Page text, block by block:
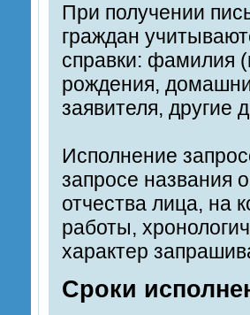
При получении
граждан
справки: фамилия
рождения,
заявителя, другие
Исполнение
запросе названия
отчества лица, на
работы,
характер
Сроки